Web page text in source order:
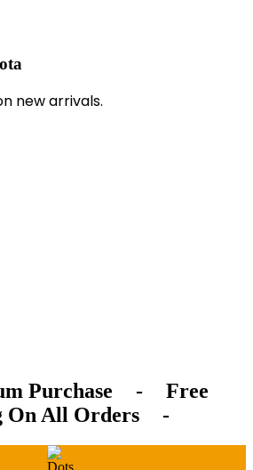
new arrivals.
Purchase -
Free
On All Orders
-